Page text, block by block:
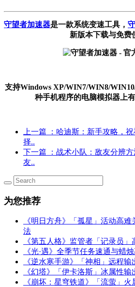
守望者加速器是一款系统变速工具 ，
新版本下载与免费
支持Windows XP/WIN7/WIN8/
种手机程序的电脑模拟器上有
上一篇
：哈迪斯：新手攻略，
择..
下一篇
：战术小队：敌友分辨
友..
为您推荐
《明日方舟》「孤星」活动高
法
《第五人格》监管者「记录员」
《光·遇》全季节任务速通与蜡
《逆水寒手游》「神相」远程
《幻塔》「伊卡洛斯」冰属性
《崩坏：星穹铁道》「流萤」